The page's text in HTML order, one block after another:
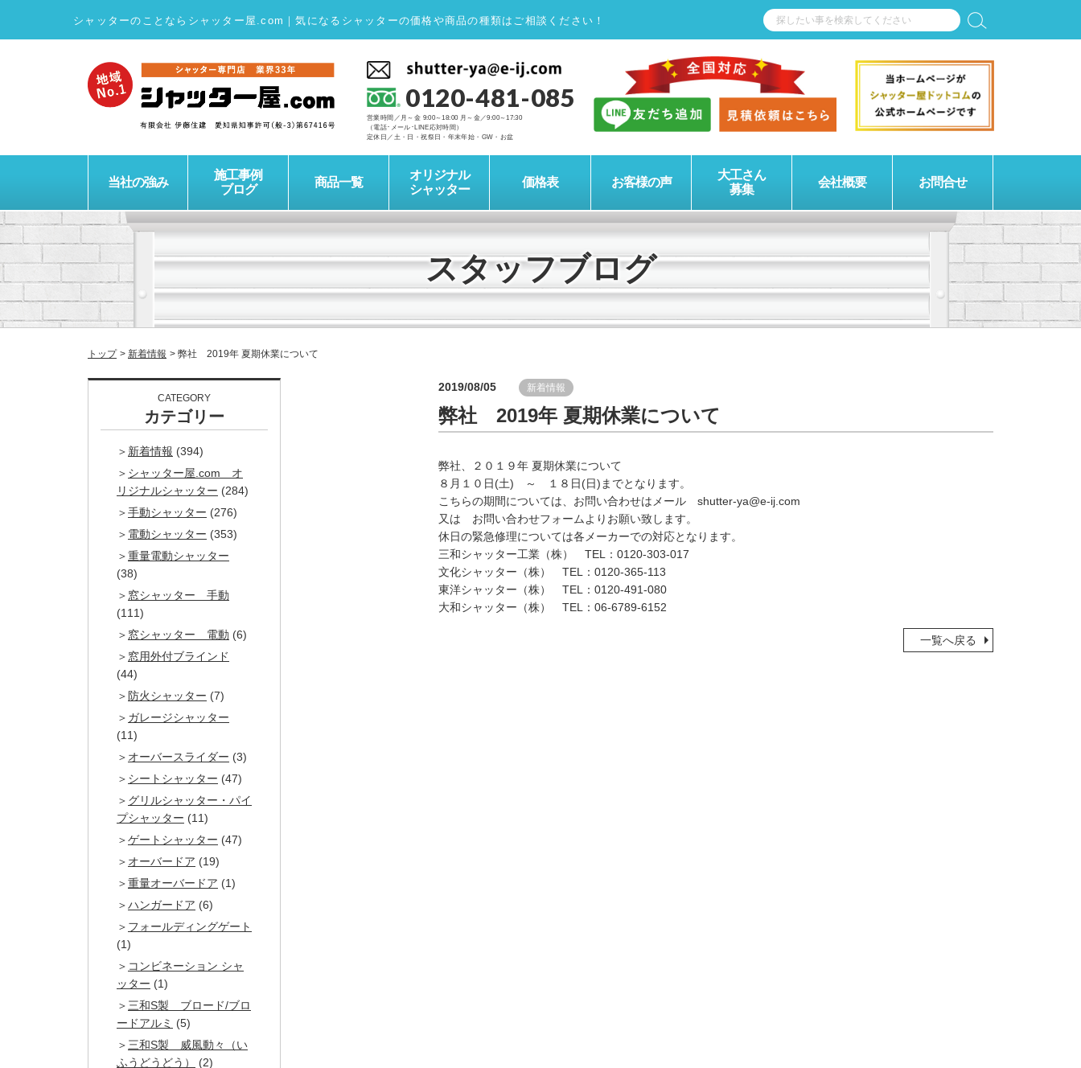
シャッターのことならシャッター屋.com ｜気になるシャッターの価格や商品の種類はご相談ください！
0120-481-085
営業時間／月～金 9:00～18:00 月～金／9:00～17:30
（電話･メール･LINE応対時間）
定休日／土・日・祝祭日・年末年始・GW・お盆
当社の強み
施工事例
ブログ
商品一覧
オリジナル
シャッター
価格表 お客様の声
大工さん
募集
会社概要 お問合せ
スタッフブログ
トップ 新着情報 弊社 2019年 夏期休業について
2019/08/05 新着情報
弊社 2019年 夏期休業について
弊社、２０１９年 夏期休業について
８月１０日(土) ～ １８日(日)までとなります。
こちらの期間については、お問い合わせはメール shutter-ya@e-ij.com
又は お問い合わせフォームよりお願い致します。
休日の緊急修理については各メーカーでの対応となります。
三和シャッター工業（株） TEL：0120-303-017
文化シャッター（株） TEL：0120-365-113
東洋シャッター（株） TEL：0120-491-080
大和シャッター（株） TEL：06-6789-6152
一覧へ戻る
CATEGORY
カテゴリー
新着情報 (394)
シャッター屋.com オ
リジナルシャッター (284)
手動シャッター (276)
電動シャッター (353)
重量電動シャッター
(38)
窓シャッター 手動
(111)
窓シャッター 電動 (6)
窓用外付ブラインド
(44)
防火シャッター (7)
ガレージシャッター
(11)
オーバースライダー (3)
シートシャッター (47)
グリルシャッター・パイ
プシャッター (11)
ゲートシャッター (47)
オーバードア (19)
重量オーバードア (1)
ハンガードア (6)
フォールディングゲート
(1)
コンビネーション シャ
ッター (1)
三和S製 ブロード/ブロ
ードアルミ (5)
三和S製 威風動々（い
ふうどうどう）
(2)